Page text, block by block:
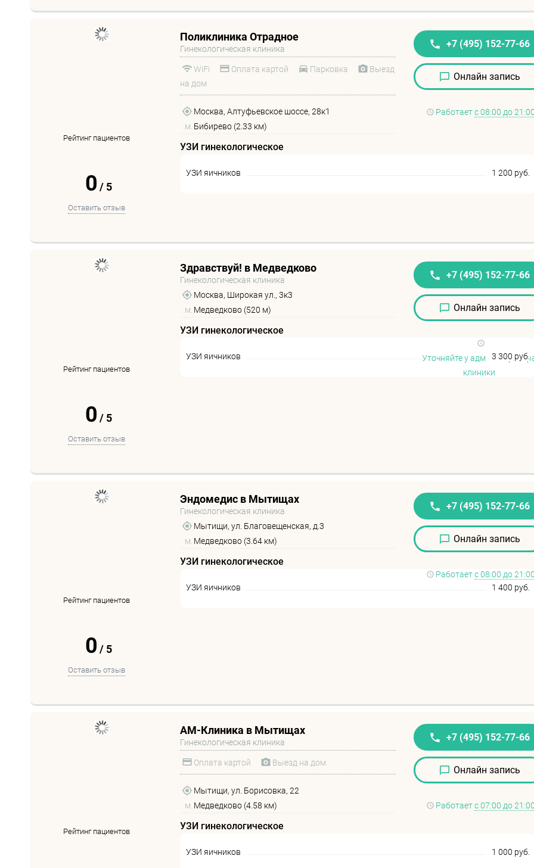
Рейтинг пациентов
0 / 5
Оставить отзыв
Поликлиника Отрадное
Гинекологическая клиника
WiFi Оплата картой Парковка
Выезд
на дом
Москва, Алтуфьевское шоссе, 28к1
м. Бибирево (2.33 км)
УЗИ гинекологическое
УЗИ яичников 1 200 руб.
+7 (495) 152-77-66
Онлайн запись
Работаетс 08:00 до
Рейтинг пациентов
0 / 5
Оставить отзыв
Здравствуй! в Медведково
Гинекологическая клиника
Москва, Широкая ул., 3к3
м. Медведково (520 м)
УЗИ гинекологическое
УЗИ яичников 3 300 руб.
+7 (495) 152-77-66
Онлайн запись
Уточняйте у
клиники
Рейтинг пациентов
0 / 5
Оставить отзыв
Эндомедис в Мытищах
Гинекологическая клиника
Мытищи, ул. Благовещенская, д.3
м. Медведково (3.64 км)
УЗИ гинекологическое
УЗИ яичников 1 400 руб.
+7 (495) 152-77-66
Онлайн запись
Работаетс 08:00 до
Рейтинг пациентов
АМ-Клиника в Мытищах
Гинекологическая клиника
Оплата картой Выезд на дом
Мытищи, ул. Борисовка, 22
м. Медведково (4.58 км)
УЗИ гинекологическое
УЗИ яичников 1 000 руб.
+7 (495) 152-77-66
Онлайн запись
Работаетс 07:00 до